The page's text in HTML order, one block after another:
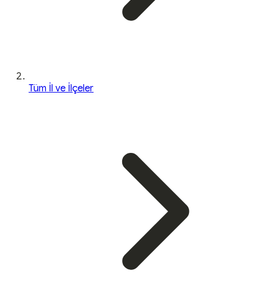
Tüm İl ve İlçeler